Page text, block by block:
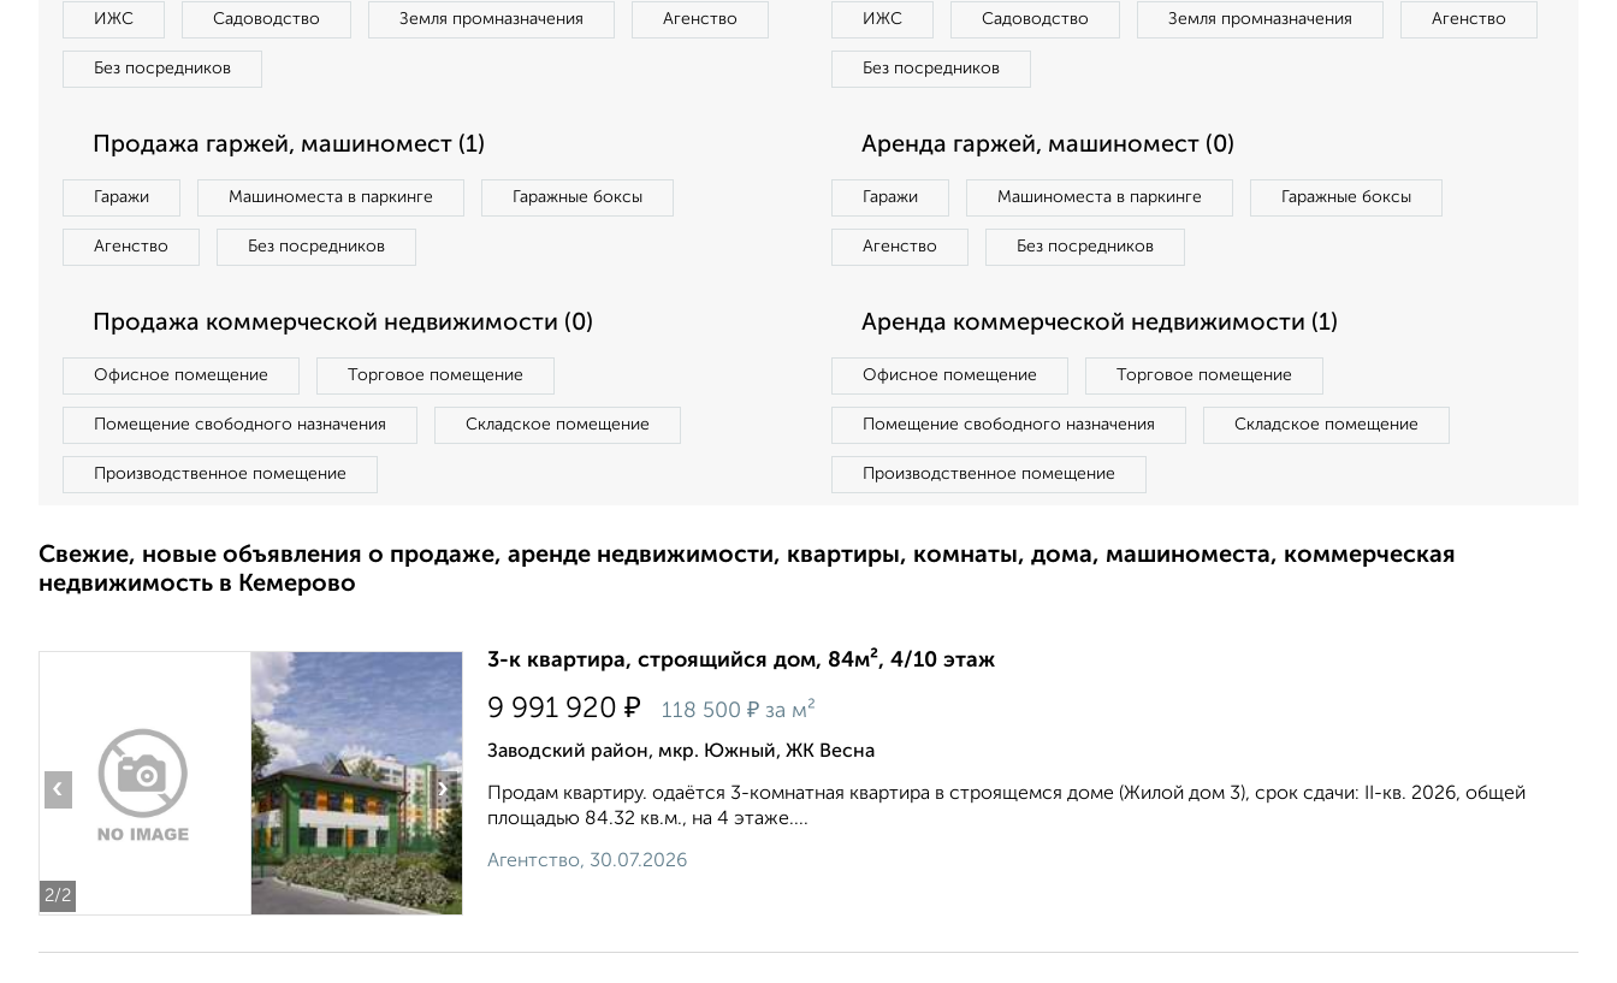
ИЖС Садоводство Земля промназначения Агенство
Без посредников
ИЖС Садоводство Земля промназначения Агенство
Без посредников
Продажа гаржей, машиномест (1)
Гаражи Машиноместа в паркинге Гаражные боксы
Агенство Без посредников
Аренда гаржей, машиномест (0)
Гаражи Машиноместа в паркинге Гаражные боксы
Агенство Без посредников
Продажа коммерческой недвижимости (0)
Офисное помещение Торговое помещение
Помещение свободного назначения Складское помещение
Производственное помещение
Аренда коммерческой недвижимости (1)
Офисное помещение Торговое помещение
Помещение свободного назначения Складское помещение
Производственное помещение
Свежие, новые объявления о продаже, аренде недвижимости, квартиры, комнаты, дома, машиноместа, коммерческая
недвижимость в Кемерово
2/2
‹ ›
3-к квартира, строящийся дом, 84м², 4/10 этаж
9 991 920 ₽ 118 500 ₽ за м²
Заводский район, мкр. Южный, ЖК Весна
Продам квартиру. одаётся 3-комнатная квартира в строящемся доме (Жилой дом 3), срок сдачи: II-кв. 2026, общей
площадью 84.32 кв.м., на 4 этаже....
Агентство, 30.07.2026